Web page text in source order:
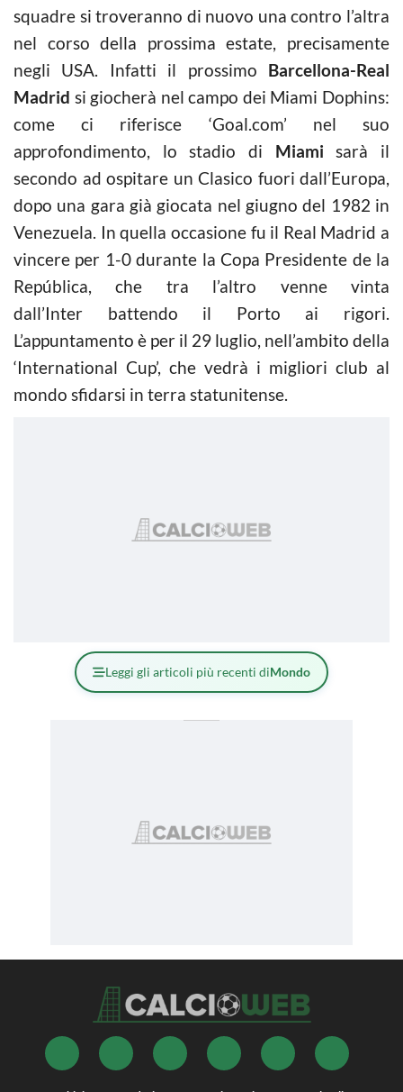
squadre si troveranno di nuovo una contro l’altra
nel corso della prossima estate, precisamente
negli USA. Infatti il prossimo Barcellona-Real
Madrid si giocherà nel campo dei Miami Dophins:
come ci riferisce ‘Goal.com’ nel suo
approfondimento, lo stadio di Miami sarà il
secondo ad ospitare un Clasico fuori dall’Europa,
dopo una gara già giocata nel giugno del 1982 in
Venezuela. In quella occasione fu il Real Madrid a
vincere per 1-0 durante la Copa Presidente de la
República, che tra l’altro venne vinta
dall’Inter battendo il Porto ai rigori.
L’appuntamento è per il 29 luglio, nell’ambito della
‘International Cup’, che vedrà i migliori club al
mondo sfidarsi in terra statunitense.
Leggi gli articoli più recenti diMondo